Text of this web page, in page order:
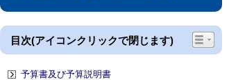
目次(アイコンクリックで閉じます)
予算書及び予算説明書